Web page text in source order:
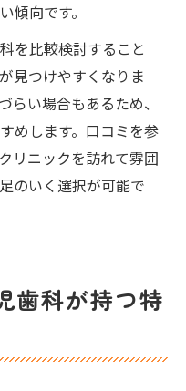
傾向です。
を比較検討すること
見つけやすくなりま
らい場合もあるため、
めします。口コミを参
リニックを訪れて雰囲
のいく選択が可能で
歯科が持つ特